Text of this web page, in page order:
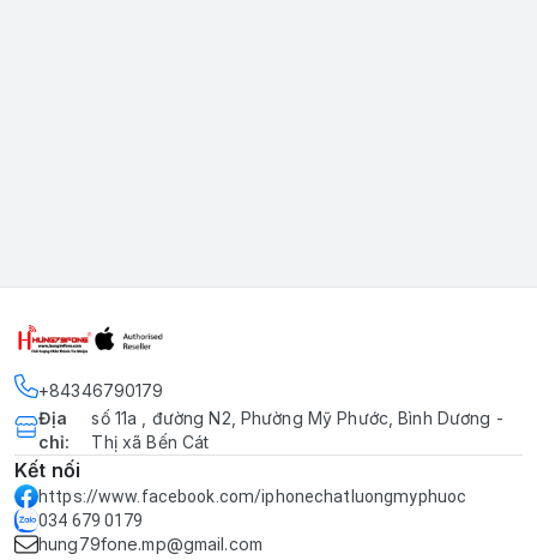
+84346790179
Địa
chỉ:
số 11a , đường N2, Phường Mỹ Phước, Bình Dương -
Thị xã Bến Cát
Kết nối
https://www.facebook.com/iphonechatluongmyphuoc
034 679 0179
hung79fone.mp@gmail.com